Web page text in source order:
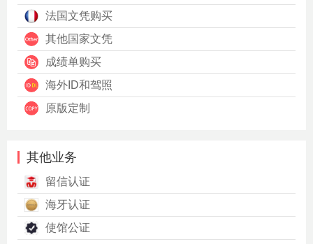
法国文凭购买
其他国家文凭
成绩单购买
海外ID和驾照
原版定制
其他业务
留信认证
海牙认证
使馆公证